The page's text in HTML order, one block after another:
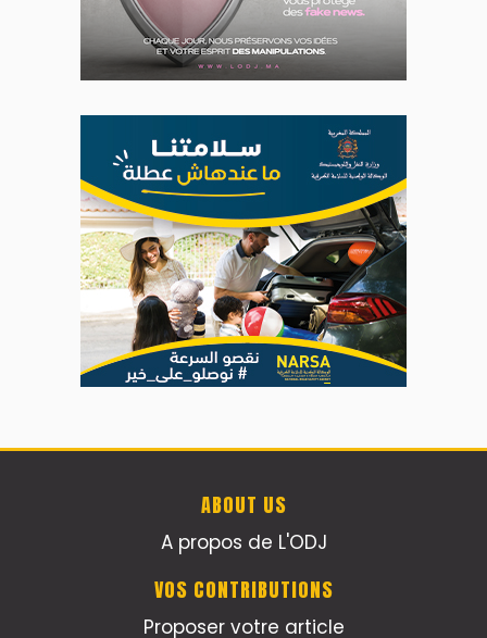
ABOUT US
A propos de L'ODJ
VOS CONTRIBUTIONS
Proposer votre article